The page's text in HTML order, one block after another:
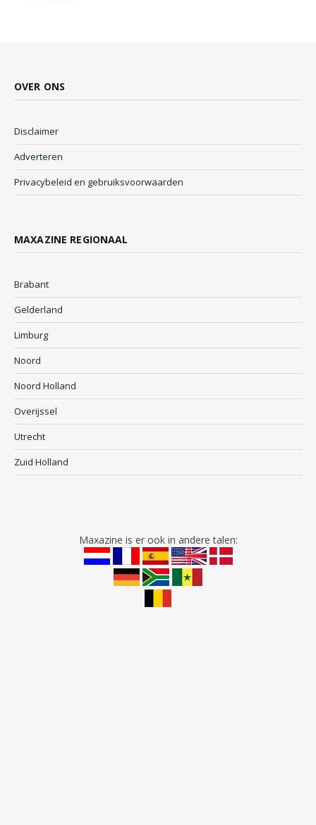
OVER ONS
Disclaimer
Adverteren
Privacybeleid en gebruiksvoorwaarden
MAXAZINE REGIONAAL
Brabant
Gelderland
Limburg
Noord
Noord Holland
Overijssel
Utrecht
Zuid Holland
Maxazine is er ook in andere talen: